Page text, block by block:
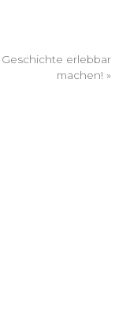
erlebbar
machen! »